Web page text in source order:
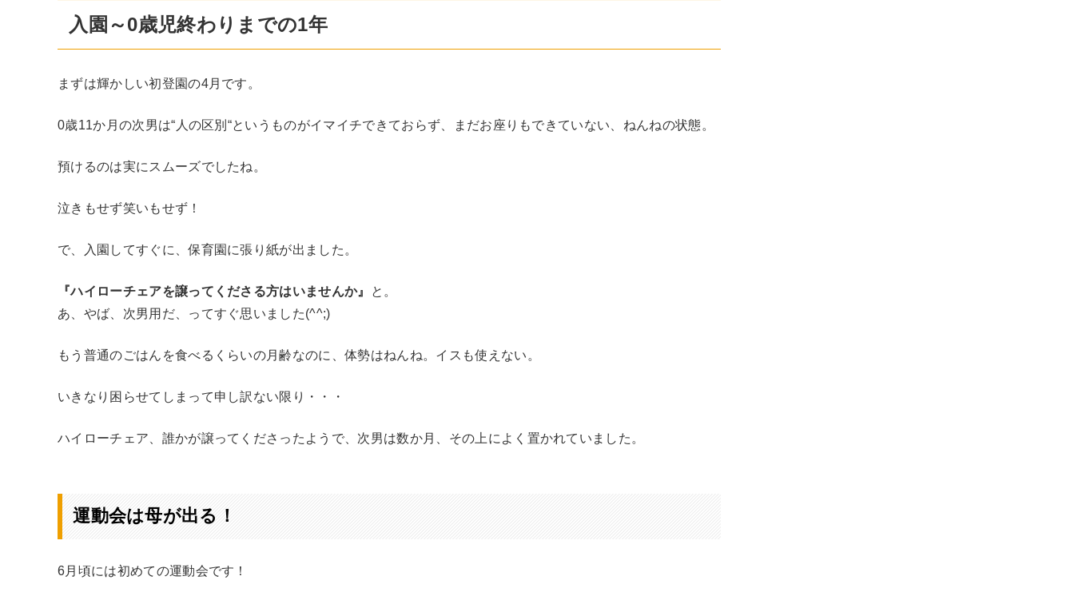
入園～0歳児終わりまでの1年
まずは輝かしい初登園の4月です。
0歳11か月の次男は“人の区別“というものがイマイチできておらず、まだお座りもできていない、ねんねの状態。
預けるのは実にスムーズでしたね。
泣きもせず笑いもせず！
で、入園してすぐに、保育園に張り紙が出ました。
『ハイローチェアを譲ってくださる方はいませんか』
と。
あ、やば、次男用だ、ってすぐ思いました(^^;)
もう普通のごはんを食べるくらいの月齢なのに、体勢はねんね。イスも使えない。
いきなり困らせてしまって申し訳ない限り・・・
ハイローチェア、誰かが譲ってくださったようで、次男は数か月、その上によく置かれていました。
運動会は母が出る！
6月頃には初めての運動会です！